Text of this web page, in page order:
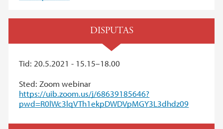
DISPUTAS
Tid: 20.5.2021 - 15.15–18.00
Sted: Zoom webinar
https://uib.zoom.us/j/68639185646?
pwd=R0lWc3lqVTh1ekpDWDVpMGY3L3dhdz09